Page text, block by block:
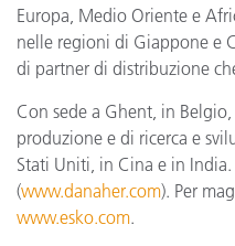
Europa, Medio Oriente e
nelle regioni di Giappone e
di partner di distribuzione
Con sede a Ghent, in
produzione e di ricerca e
Stati Uniti, in Cina e in
(www.danaher.com). Per
www.esko.com.